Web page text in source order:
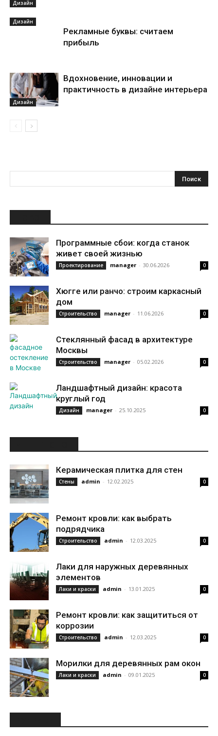
Дизайн
Дизайн
Рекламные буквы: считаем
прибыль
Дизайн
Вдохновение, инновации и
практичность в дизайне интерьера
Программные сбои: когда станок
живет своей жизнью
Проектирование manager - 30.06.2026 0
Хюгге или ранчо: строим каркасный
дом
Строительство manager - 11.06.2026 0
Стеклянный фасад в архитектуре
Москвы
Строительство manager - 05.02.2026 0
Ландшафтный дизайн: красота
круглый год
Дизайн manager - 25.10.2025 0
Керамическая плитка для стен
Стены admin - 12.02.2025 0
Ремонт кровли: как выбрать
подрядчика
Строительство admin - 12.03.2025 0
Лаки для наружных деревянных
элементов
Лаки и краски admin - 13.01.2025 0
Ремонт кровли: как защититься от
коррозии
Строительство admin - 12.03.2025 0
Морилки для деревянных рам окон
Лаки и краски admin - 09.01.2025 0